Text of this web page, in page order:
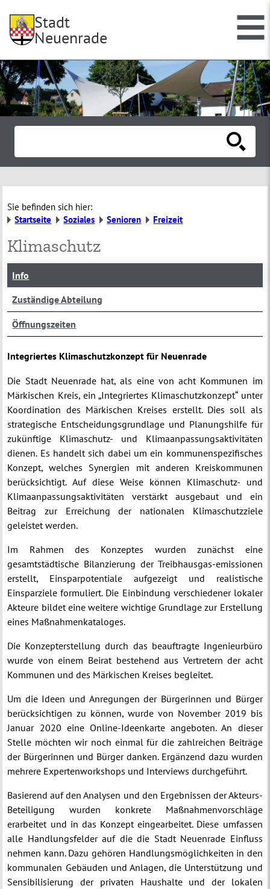
Stadt
Neuenrade
Sie befinden sich hier:
Startseite
Soziales Senioren Freizeit
Klimaschutz
Info
Zuständige Abteilung
Öffnungszeiten
Integriertes Klimaschutzkonzept für Neuenrade
Die Stadt Neuenrade hat, als eine von acht Kommunen im
Märkischen Kreis, ein „Integriertes Klimaschutzkonzept“ unter
Koordination des Märkischen Kreises erstellt. Dies soll als
strategische Entscheidungsgrundlage und Planungshilfe für
zukünftige Klimaschutz- und Klimaanpassungsaktivitäten
dienen. Es handelt sich dabei um ein kommunenspezifisches
Konzept, welches Synergien mit anderen Kreiskommunen
berücksichtigt. Auf diese Weise können Klimaschutz- und
Klimaanpassungsaktivitäten verstärkt ausgebaut und ein
Beitrag zur Erreichung der nationalen Klimaschutzziele
geleistet werden.
Im Rahmen des Konzeptes wurden zunächst eine
gesamtstädtische Bilanzierung der Treibhausgas-emissionen
erstellt, Einsparpotentiale aufgezeigt und realistische
Einsparziele formuliert. Die Einbindung verschiedener lokaler
Akteure bildet eine weitere wichtige Grundlage zur Erstellung
eines Maßnahmenkataloges.
Die Konzepterstellung durch das beauftragte Ingenieurbüro
wurde von einem Beirat bestehend aus Vertretern der acht
Kommunen und des Märkischen Kreises begleitet.
Um die Ideen und Anregungen der Bürgerinnen und Bürger
berücksichtigen zu können, wurde von November 2019 bis
Januar 2020 eine Online-Ideenkarte angeboten. An dieser
Stelle möchten wir noch einmal für die zahlreichen Beiträge
der Bürgerinnen und Bürger danken. Ergänzend dazu wurden
mehrere Expertenworkshops und Interviews durchgeführt.
Basierend auf den Analysen und den Ergebnissen der Akteurs-
Beteiligung wurden konkrete Maßnahmenvorschläge
erarbeitet und in das Konzept eingearbeitet. Diese umfassen
alle Handlungsfelder auf die die Stadt Neuenrade Einfluss
nehmen kann. Dazu gehören Handlungsmöglichkeiten in den
kommunalen Gebäuden und Anlagen, die Unterstützung und
Sensibilisierung der privaten Haushalte und der lokalen